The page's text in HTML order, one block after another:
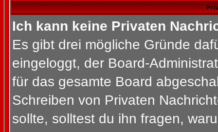
Ich kann keine Privaten
Es gibt drei mögliche Gründe
eingeloggt, der Board-
für das gesamte Board
Schreiben von Privaten
sollte, solltest du ihn fragen,